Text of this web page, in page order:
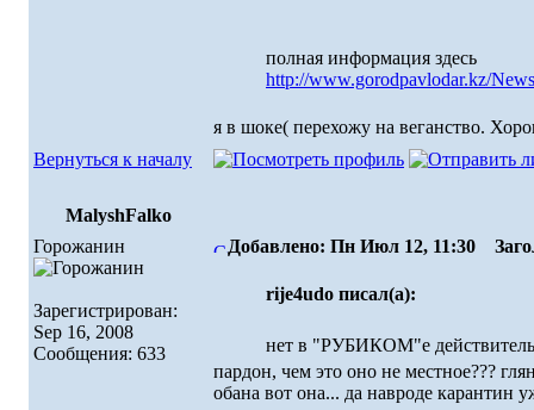
полная информация здесь
http://www.gorodpavlodar.kz/
я в шоке( перехожу на веганство.
Вернуться к началу
MalyshFalko
Горожанин
Зарегистрирован:
Sep 16, 2008
Сообщения: 633
Добавлено: Пн Июл 12, 11:30
rije4udo писал(а):
нет в "РУБИКОМ"е
пардон, чем это оно не местное???
обана вот она... да навроде карантин